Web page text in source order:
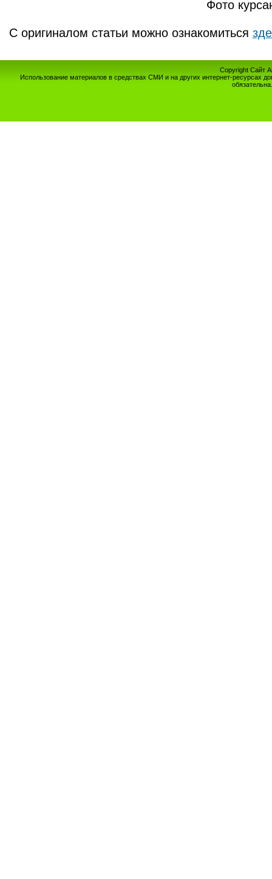
Фото
С оригиналом статьи можно ознакомиться
Copyright Сайт
Использование материалов в средствах СМИ и на других интернет-ресурсах
обязательна.